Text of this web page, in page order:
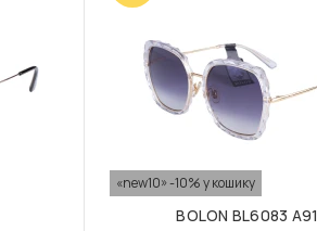
«new10» -10% у кошику
BOLON BL6083 A91